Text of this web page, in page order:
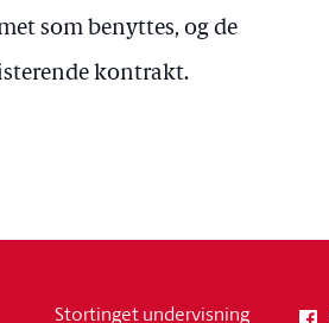
som benyttes, og de
kontrakt.
Stortinget undervisning